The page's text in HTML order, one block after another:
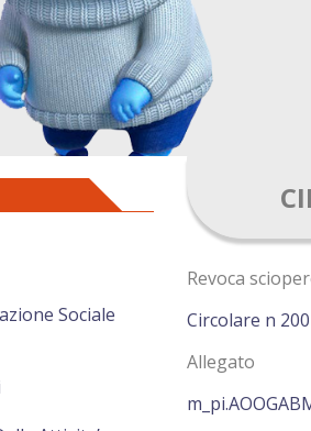
Sociale
Revoca
Circolare n 200
Allegato